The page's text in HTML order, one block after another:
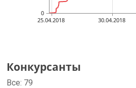
25.04.2018 30.04.2018
0
Конкурсанты
Все: 79